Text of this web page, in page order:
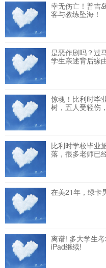
幸无伤亡！普吉
客与教练坠海！
是恶作剧吗？过
学生亲述背后缘
惊魂！比利时毕
树，五人受轻伤
比利时学校毕业
落，很多老师已
在美21年，绿卡
离谱! 多大学生
iPad继续!